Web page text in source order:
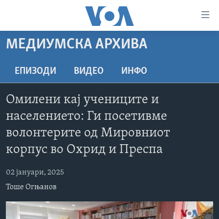
пристапност
содржина
Премини
до
страната
навигација
ДОМА
РУБРИКИ
МАКЕДОНИЈА
ЕКОНОМИЈА
ПОЛИТИКА
ЗДРАВЈЕ
УМЕТНОСТ И ЗАБАВА
ДОКУМЕНТАРЦИ
АРХИВИРАНА ПРОГРАМА
NEWSFLASH - АРХИВА
ВЕСТИ ОД САД ВО МИНУТА - АРХИВА
ИЗБОРИ ВО САД 2020 - АРХИВА
МЕДИУМСКА АРХИВА
ЕПИЗОДИ ВИДЕО ИНФО
Омилени кај учениците и
населението: Ги посетивме
волонтерите од Мировниот
корпус во Охрид и Преспа
02 јануари, 2025
Тоше Огњанов